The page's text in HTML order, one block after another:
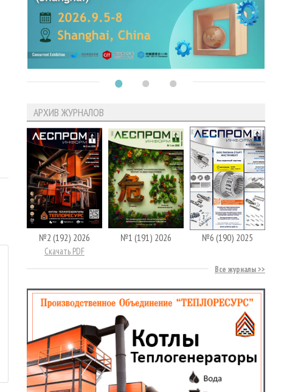
АРХИВ ЖУРНАЛОВ
№2 (192) 2026
Скачать PDF
№1 (191) 2026 №6 (190) 2025
Все журналы